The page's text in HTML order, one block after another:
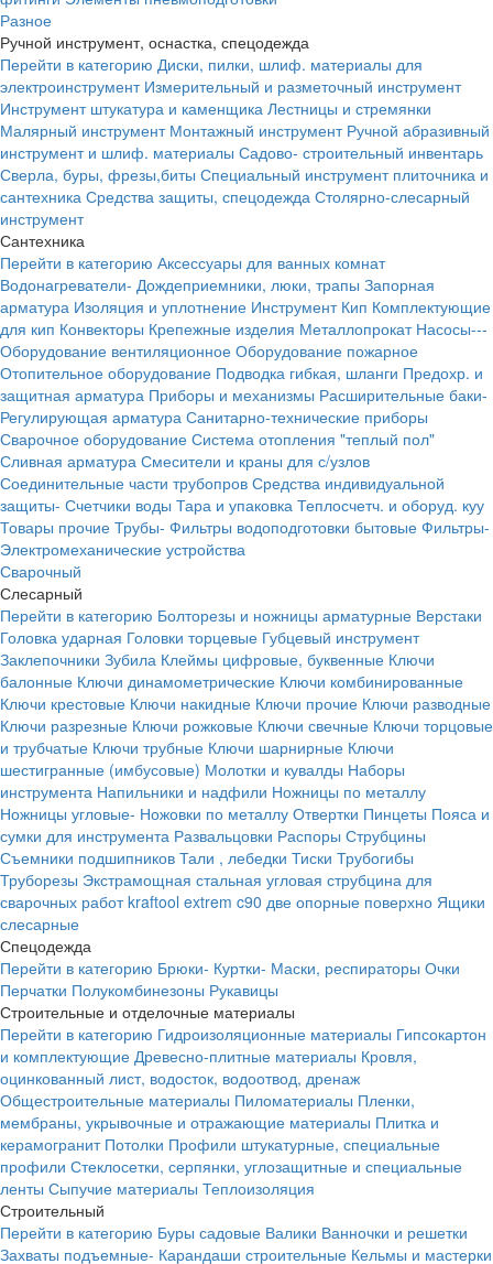
Разное
Ручной инструмент, оснастка, спецодежда
Перейти в категорию Диски, пилки, шлиф. материалы для
электроинструмент Измерительный и разметочный инструмент
Инструмент штукатура и каменщика Лестницы и стремянки
Малярный инструмент Монтажный инструмент Ручной абразивный
инструмент и шлиф. материалы Садово- строительный инвентарь
Сверла, буры, фрезы,биты Специальный инструмент плиточника и
сантехника Средства защиты, спецодежда Столярно-слесарный
инструмент
Сантехника
Перейти в категорию Аксессуары для ванных комнат
Водонагреватели- Дождеприемники, люки, трапы Запорная
арматура Изоляция и уплотнение Инструмент Кип Комплектующие
для кип Конвекторы Крепежные изделия Металлопрокат Насосы---
Оборудование вентиляционное Оборудование пожарное
Отопительное оборудование Подводка гибкая, шланги Предохр. и
защитная арматура Приборы и механизмы Расширительные баки-
Регулирующая арматура Санитарно-технические приборы
Сварочное оборудование Система отопления "теплый пол"
Сливная арматура Смесители и краны для с/узлов
Соединительные части трубопров Средства индивидуальной
защиты- Счетчики воды Тара и упаковка Теплосчетч. и оборуд. куу
Товары прочие Трубы- Фильтры водоподготовки бытовые Фильтры-
Электромеханические устройства
Сварочный
Слесарный
Перейти в категорию Болторезы и ножницы арматурные Верстаки
Головка ударная Головки торцевые Губцевый инструмент
Заклепочники Зубила Клеймы цифровые, буквенные Ключи
балонные Ключи динамометрические Ключи комбинированные
Ключи крестовые Ключи накидные Ключи прочие Ключи разводные
Ключи разрезные Ключи рожковые Ключи свечные Ключи торцовые
и трубчатые Ключи трубные Ключи шарнирные Ключи
шестигранные (имбусовые) Молотки и кувалды Наборы
инструмента Напильники и надфили Ножницы по металлу
Ножницы угловые- Ножовки по металлу Отвертки Пинцеты Пояса и
сумки для инструмента Развальцовки Распоры Струбцины
Съемники подшипников Тали , лебедки Тиски Трубогибы
Труборезы Экстрамощная стальная угловая струбцина для
сварочных работ kraftool extrem c90 две опорные поверхно Ящики
слесарные
Спецодежда
Перейти в категорию Брюки- Куртки- Маски, респираторы Очки
Перчатки Полукомбинезоны Рукавицы
Строительные и отделочные материалы
Перейти в категорию Гидроизоляционные материалы Гипсокартон
и комплектующие Древесно-плитные материалы Кровля,
оцинкованный лист, водосток, водоотвод, дренаж
Общестроительные материалы Пиломатериалы Пленки,
мембраны, укрывочные и отражающие материалы Плитка и
керамогранит Потолки Профили штукатурные, специальные
профили Стеклосетки, серпянки, углозащитные и специальные
ленты Сыпучие материалы Теплоизоляция
Строительный
Перейти в категорию Буры садовые Валики Ванночки и решетки
Захваты подъемные- Карандаши строительные Кельмы и мастерки